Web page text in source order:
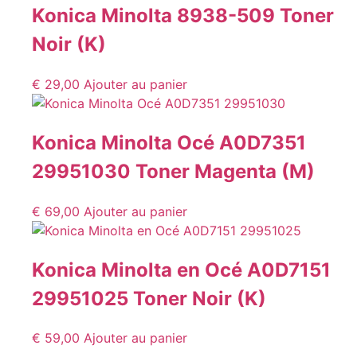
Konica Minolta 8938-509 Toner
Noir (K)
€ 29,00 Ajouter au panier
Konica Minolta Océ A0D7351
29951030 Toner Magenta (M)
€ 69,00 Ajouter au panier
Konica Minolta en Océ A0D7151
29951025 Toner Noir (K)
€ 59,00 Ajouter au panier